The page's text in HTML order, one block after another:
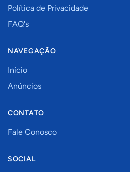
Política de Privacidade
FAQ's
NAVEGAÇÃO
Início
Anúncios
CONTATO
Fale Conosco
SOCIAL